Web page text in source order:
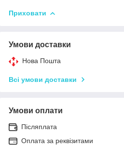
Приховати
Умови доставки
Нова Пошта
Всі умови доставки
Умови оплати
Післяплата
Оплата за реквізитами